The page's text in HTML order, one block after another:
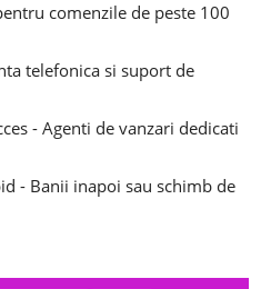
comenzile de peste 100
telefonica si suport de
- Agenti de vanzari dedicati
- Banii inapoi sau schimb de